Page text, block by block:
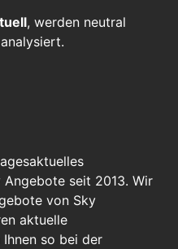
, werden neutral
seit 2013. Wir
von Sky
aktuelle
so bei der